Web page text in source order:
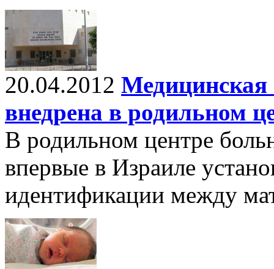
20.04.2012 Медицинская
внедрена в родильном
В родильном центре
впервые в Израиле
идентификации между